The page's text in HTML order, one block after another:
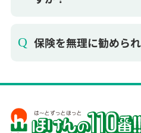
いいたします。全国に120
を運営。保険の見直し、